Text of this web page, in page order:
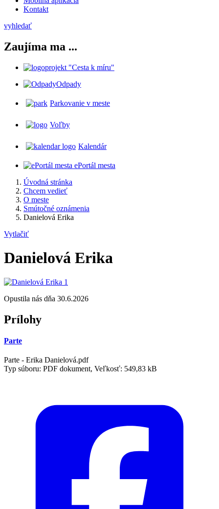
Kontakt
vyhledať
Zaujíma ma ...
projekt "Cesta k míru"
Odpady
Parkovanie v meste
Voľby
Kalendár
ePortál mesta
Úvodná stránka
Chcem vedieť
O meste
Smútočné oznámenia
Danielová Erika
Vytlačiť
Danielová Erika
Opustila nás dňa 30.6.2026
Prílohy
Parte
Parte - Erika Danielová.pdf
Typ súboru: PDF dokument, Veľkosť: 549,83 kB